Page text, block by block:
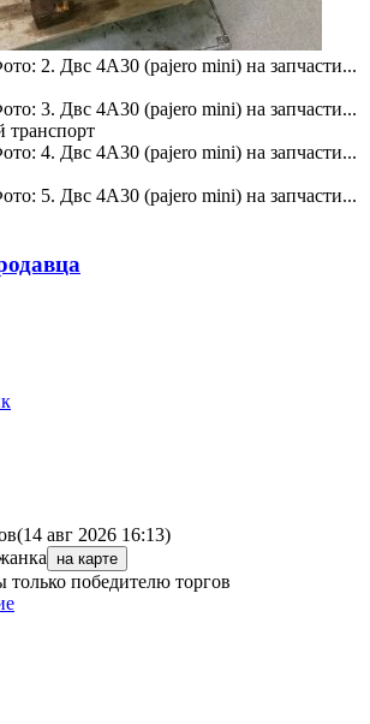
(14 авг 2026 16:13)
на карте
победителю торгов